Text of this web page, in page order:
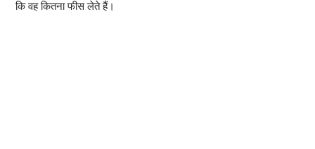
कि वह कितना फीस लेते हैं।